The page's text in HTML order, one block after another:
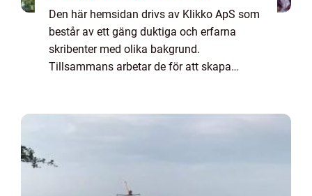
Den här hemsidan drivs av Klikko ApS som
består av ett gäng duktiga och erfarna
skribenter med olika bakgrund.
Tillsammans arbetar de för att skapa